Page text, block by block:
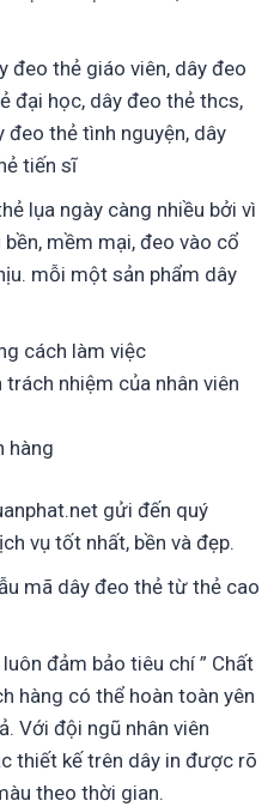
đeo thẻ giáo viên, dây đeo
đại học, dây đeo thẻ thcs,
đeo thẻ tình nguyện, dây
tiến sĩ
lụa ngày càng nhiều bởi vì
mềm mại, đeo vào cổ
mỗi một sản phẩm dây
cách làm việc
nhiệm của nhân viên
hàng
gửi đến quý
vụ tốt nhất, bền và đẹp.
mã dây đeo thẻ từ thẻ cao
đảm bảo tiêu chí ” Chất
hàng có thể hoàn toàn yên
Với đội ngũ nhân viên
thiết kế trên dây in được rõ
theo thời gian.